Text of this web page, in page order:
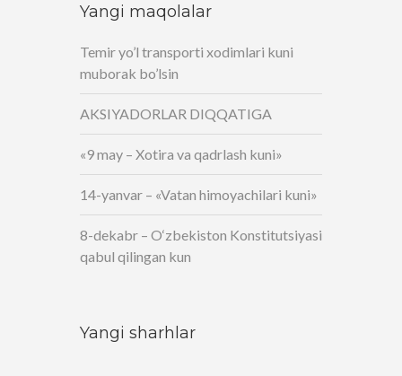
Yangi maqolalar
Temir yo’l transporti xodimlari kuni
muborak bo’lsin
AKSIYADORLAR DIQQATIGA
«9 may – Xotira va qadrlash kuni»
14-yanvar – «Vatan himoyachilari kuni»
8-dekabr – O‘zbekiston Konstitutsiyasi
qabul qilingan kun
Yangi sharhlar